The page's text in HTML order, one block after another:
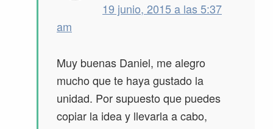
19 junio, 2015 a las 5:37
am
Muy buenas Daniel, me alegro
mucho que te haya gustado la
unidad. Por supuesto que puedes
copiar la idea y llevarla a cabo,